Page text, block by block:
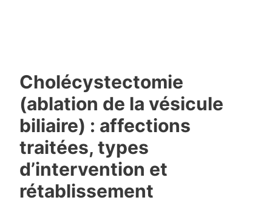
Cholécystectomie
(ablation de la vésicule
biliaire) : affections
traitées, types
d’intervention et
rétablissement